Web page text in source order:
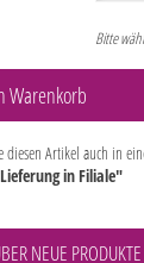
Bitte
diesen Artikel auch in
in Filiale"
NEUE